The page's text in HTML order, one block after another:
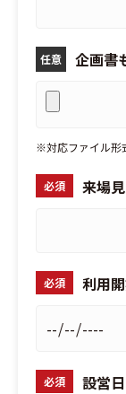
任意 企画書
※対応ファイル形
必須 来場
必須 利用
必須 設営日